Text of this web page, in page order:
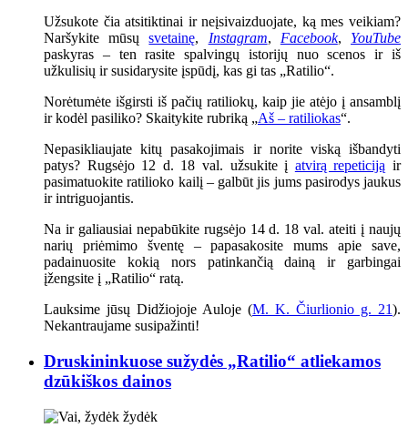
Užsukote čia atsitiktinai ir neįsivaizduojate, ką mes veikiam?
Naršykite mūsųsvetainę, Instagram, Facebook, YouTube
paskyras – ten rasite spalvingų istorijų nuo scenos ir iš
užkulisių ir susidarysite įspūdį, kas gi tas „Ratilio“.
Norėtumėte išgirsti iš pačių ratiliokų, kaip jie atėjo į ansamblį
ir kodėl pasiliko? Skaitykite rubriką „Aš – ratiliokas“.
Nepasikliaujate kitų pasakojimais ir norite viską išbandyti
patys? Rugsėjo 12 d. 18 val. užsukite į atvirą repeticiją ir
pasimatuokite ratilioko kailį – galbūt jis jums pasirodys jaukus
ir intriguojantis.
Na ir galiausiai nepabūkite rugsėjo 14 d. 18 val. ateiti į naujų
narių priėmimo šventę – papasakosite mums apie save,
padainuosite kokią nors patinkančią dainą ir garbingai
įžengsite į „Ratilio“ ratą.
Lauksime jūsų Didžiojoje Auloje (M. K. Čiurlionio g. 21).
Nekantraujame susipažinti!
Druskininkuose sužydės „Ratilio“ atliekamos
dzūkiškos dainos